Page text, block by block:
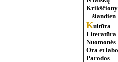
šiandien
Kultūra
Literatūra
Nuomonės
Ora et
Parodos